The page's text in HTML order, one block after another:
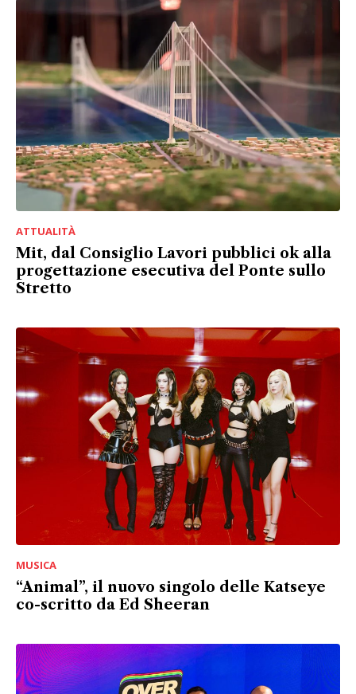
ATTUALITÀ
Mit, dal Consiglio Lavori pubblici ok alla
progettazione esecutiva del Ponte sullo
Stretto
MUSICA
“Animal”, il nuovo singolo delle Katseye
co-scritto da Ed Sheeran